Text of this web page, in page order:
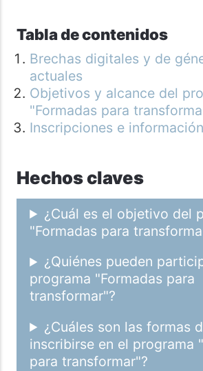
Tabla de contenidos
Brechas digitales y de
actuales
Objetivos y alcance del
"Formadas para
Inscripciones e información
Hechos claves
¿Cuál es el objetivo del
"Formadas para
¿Quiénes pueden
programa "Formadas para
transformar"?
¿Cuáles son las formas
inscribirse en el programa
para transformar"?